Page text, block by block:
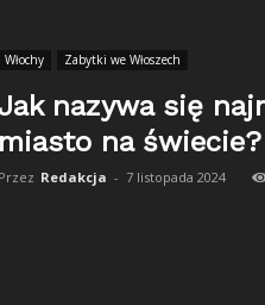
Włochy Zabytki we Włoszech
nazywa się
miasto na świecie?
Przez Redakcja - 7 listopada 2024